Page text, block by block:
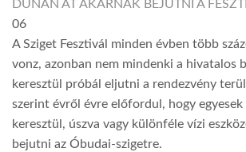
DUNÁN ÁT AKARNAK BEJUTNI A
06
A Sziget Fesztivál minden évben több
vonz, azonban nem mindenki a hivatalos
keresztül próbál eljutni a rendezvény
szerint évről évre előfordul, hogy egyesek
keresztül, úszva vagy különféle vízi
bejutni az Óbudai-szigetre.